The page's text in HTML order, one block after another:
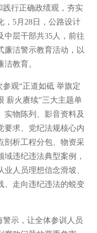
行正确政绩观，夯实
，5月28日，公路设计
中层干部共35人，前往
廉洁警示教育活动，以
教育。
观“正道如砥 举旗定
薪火赓续”三大主题单
实物陈列、影音资料及
要求、党纪法规核心内
剖析工程分包、物资采
违纪违法典型案例，
人员理想信念滑坡、
、走向违纪违法的蜕变
示，让全体参训人员